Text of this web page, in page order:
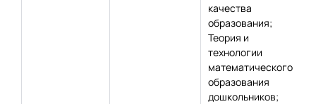
качества
образования;
Теория и
технологии
математического
образования
дошкольников;